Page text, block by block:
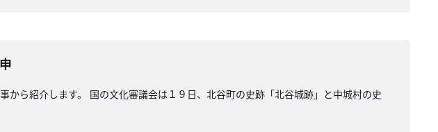
から紹介します。 国の文化審議会は１９日、北谷町の史跡「北谷城跡」と中城村の史